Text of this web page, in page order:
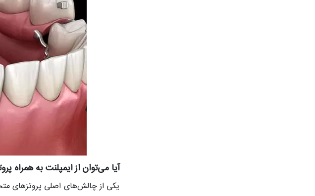
آیا می‌توان از ایمپلنت به همراه
یکی از چالش‌های اصلی پروتزهای